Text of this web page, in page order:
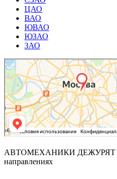
ЦАО
ВАО
ЮВАО
ЮЗАО
ЗАО
АВТОМЕХАНИКИ ДЕЖУРЯТ
направлениях